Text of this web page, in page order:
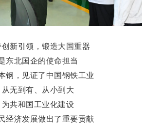
创新引领，锻造大国重器
东北国企的使命担当
钢，见证了中国钢铁工业
从无到有、从小到大
为共和国工业化建设
经济发展做出了重要贡献